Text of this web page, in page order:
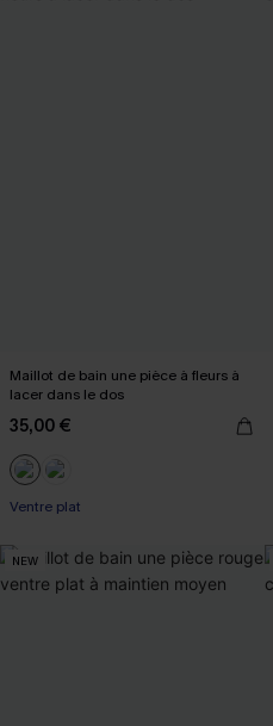
Maillot de bain une pièce à fleurs à
lacer dans le dos
35,00 €
Ventre plat
NEW